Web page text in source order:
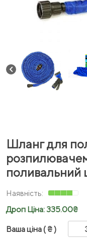
Шланг для
поливальний
Дроп Ціна: 335.00₴
Ваша ціна( ₴ )